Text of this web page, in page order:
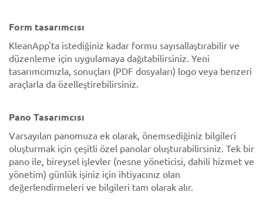
Form tasarımcısı
KleanApp'ta istediğiniz kadar formu sayısallaştırabilir ve
düzenleme için uygulamaya dağıtabilirsiniz. Yeni
tasarımcımızla, sonuçları (PDF dosyaları) logo veya benzeri
araçlarla da özelleştirebilirsiniz.
Pano Tasarımcısı
Varsayılan panomuza ek olarak, önemsediğiniz bilgileri
oluşturmak için çeşitli özel panolar oluşturabilirsiniz. Tek bir
pano ile, bireysel işlevler (nesne yöneticisi, dahili hizmet ve
yönetim) günlük işiniz için ihtiyacınız olan
değerlendirmeleri ve bilgileri tam olarak alır.